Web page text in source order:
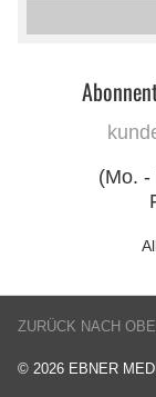
(Mo. -
© 2026 EBNER
ZURÜCK NACH